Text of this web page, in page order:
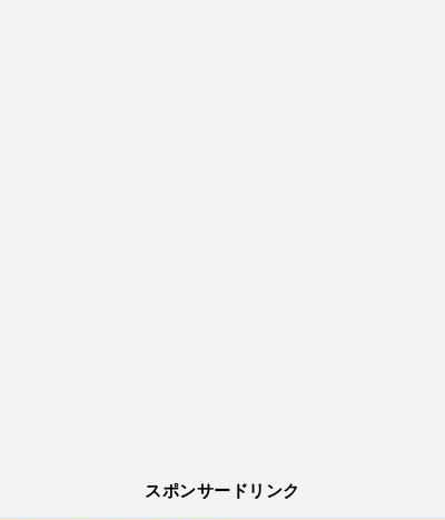
スポンサードリンク